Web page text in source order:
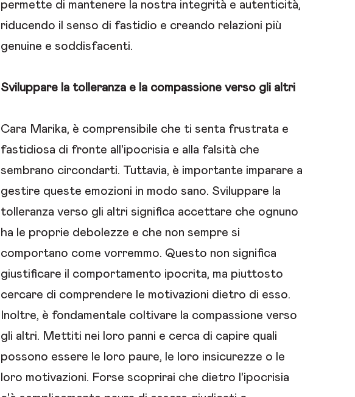
permette di mantenere la nostra integrità e autenticità,
riducendo il senso di fastidio e creando relazioni più
genuine e soddisfacenti.
Sviluppare la tolleranza e la compassione verso gli altri
Cara Marika, è comprensibile che ti senta frustrata e
fastidiosa di fronte all'ipocrisia e alla falsità che
sembrano circondarti. Tuttavia, è importante imparare a
gestire queste emozioni in modo sano. Sviluppare la
tolleranza verso gli altri significa accettare che ognuno
ha le proprie debolezze e che non sempre si
comportano come vorremmo. Questo non significa
giustificare il comportamento ipocrita, ma piuttosto
cercare di comprendere le motivazioni dietro di esso.
Inoltre, è fondamentale coltivare la compassione verso
gli altri. Mettiti nei loro panni e cerca di capire quali
possono essere le loro paure, le loro insicurezze o le
loro motivazioni. Forse scoprirai che dietro l'ipocrisia